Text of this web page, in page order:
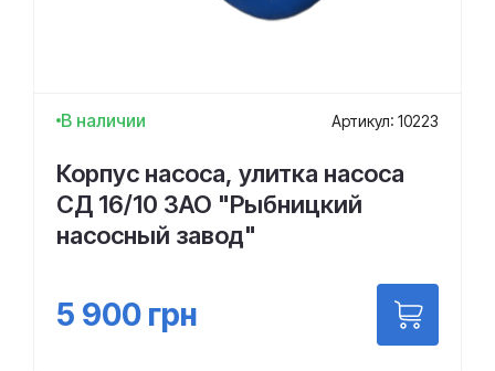
В наличии Артикул: 10223
Корпус насоса, улитка насоса
СД 16/10 ЗАО "Рыбницкий
насосный завод"
5 900 грн